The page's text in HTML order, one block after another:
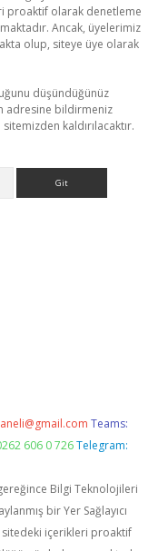
proaktif olarak denetleme
Ancak, üyelerimiz
olup, siteye üye olarak
düşündüğünüz
adresine bildirmeniz
kaldırılacaktır.
Teams:
606 0 726 Telegram:
Bilgi Teknolojileri
bir Yer Sağlayıcı
içerikleri proaktif